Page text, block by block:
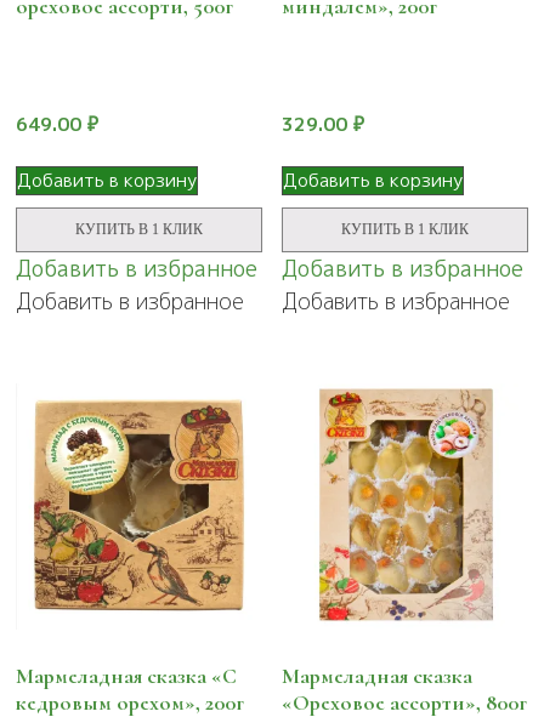
ореховое ассорти, 500г
649.00 ₽
Добавить в корзину
КУПИТЬ В 1 КЛИК
Добавить в избранное
Добавить в избранное
миндалем», 200г
329.00₽
Добавить в корзину
КУПИТЬ В 1 КЛИК
Добавить в избранное
Добавить в избранное
Мармеладная сказка «С
кедровым орехом», 200г
Мармеладная сказка
«Ореховое ассорти», 800г